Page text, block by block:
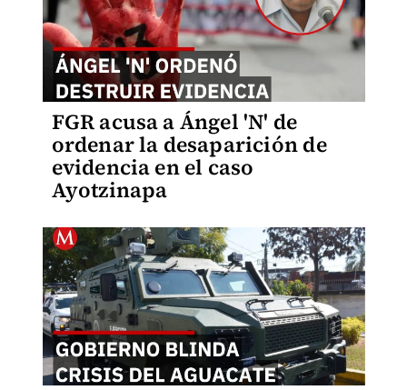
FGR acusa a Ángel 'N' de
ordenar la desaparición de
evidencia en el caso
Ayotzinapa